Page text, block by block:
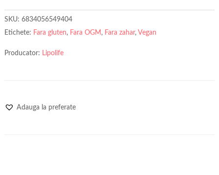
SKU: 6834056549404
Etichete: Fara gluten, Fara OGM , Fara zahar, Vegan
Producator: Lipolife
Adauga la preferate